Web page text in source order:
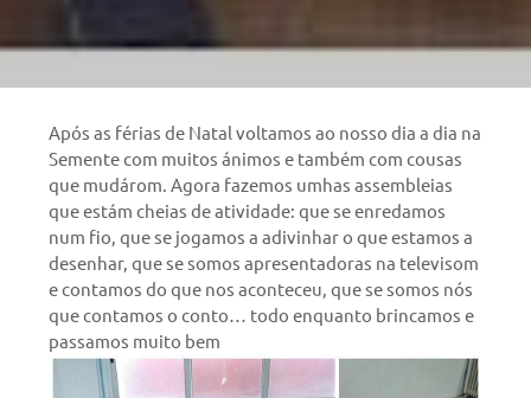
Após as férias de Natal voltamos ao nosso dia a dia na
Semente com muitos ánimos e também com cousas
que mudárom. Agora fazemos umhas assembleias
que estám cheias de atividade: que se enredamos
num fio, que se jogamos a adivinhar o que estamos a
desenhar, que se somos apresentadoras na televisom
e contamos do que nos aconteceu, que se somos nós
que contamos o conto… todo enquanto brincamos e
passamos muito bem